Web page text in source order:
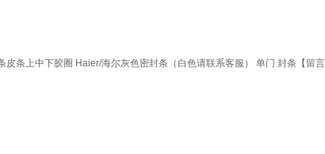
条上中下胶圈 Haier/海尔灰色密封条（白色请联系客服） 单门 封条【留